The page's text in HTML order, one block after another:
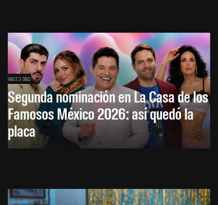
HACE 3 DÍAS
Segunda nominación en La Casa de los
Famosos México 2026: así quedó la
placa